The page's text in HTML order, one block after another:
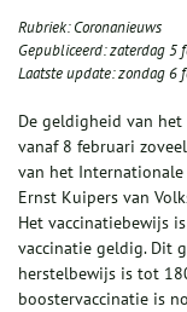
Rubriek:Coronanieuws
Gepubliceerd:zaterdag 5
Laatste update:zondag 6
De geldigheid van het
vanaf 8 februari
van het Internationale
Ernst Kuipers van
Het vaccinatiebewijs
vaccinatie geldig. Dit
herstelbewijs is tot
boostervaccinatie is